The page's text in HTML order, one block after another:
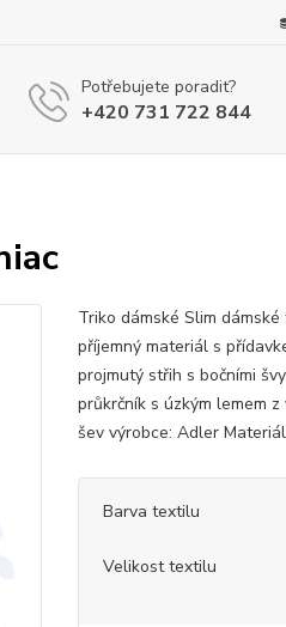
Potřebujete poradit?
+420 731 722 844
Triko dámské Slim
příjemný materiál s
projmutý střih s bočními
průkrčník s úzkým lemem
šev výrobce: Adler
Barva textilu
Velikost textilu